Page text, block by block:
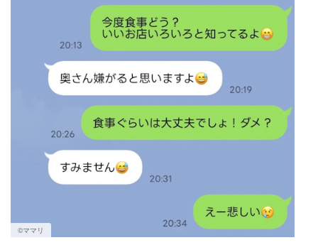
©︎ママリ